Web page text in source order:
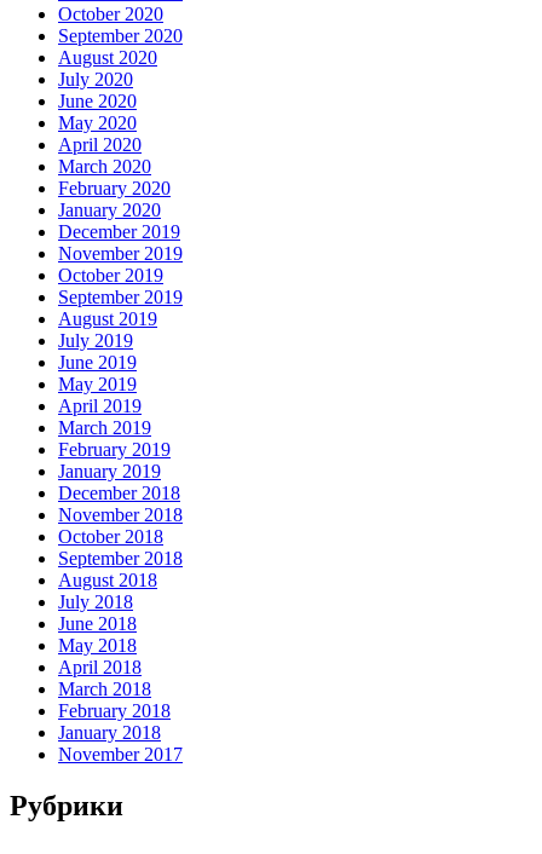
October 2020
September 2020
August 2020
July 2020
June 2020
May 2020
April 2020
March 2020
February 2020
January 2020
December 2019
November 2019
October 2019
September 2019
August 2019
July 2019
June 2019
May 2019
April 2019
March 2019
February 2019
January 2019
December 2018
November 2018
October 2018
September 2018
August 2018
July 2018
June 2018
May 2018
April 2018
March 2018
February 2018
January 2018
November 2017
Рубрики